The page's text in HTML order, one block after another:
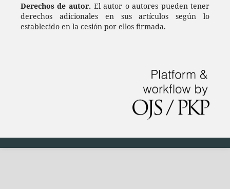
Derechos de autor. El autor o autores pueden tener
derechos adicionales en sus artículos según lo
establecido en la cesión por ellos firmada.